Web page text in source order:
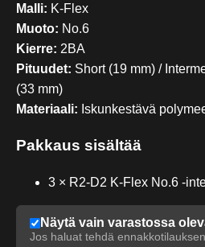
Malli: K-Flex
Muoto: No.6
Kierre: 2BA
Pituudet: Short (19 mm) /
(33 mm)
Materiaali: Iskunkestävä
Pakkaus sisältää
3 × R2-D2 K-Flex No.6 -
Näytä vain varastossa
Jos haluat tehdä